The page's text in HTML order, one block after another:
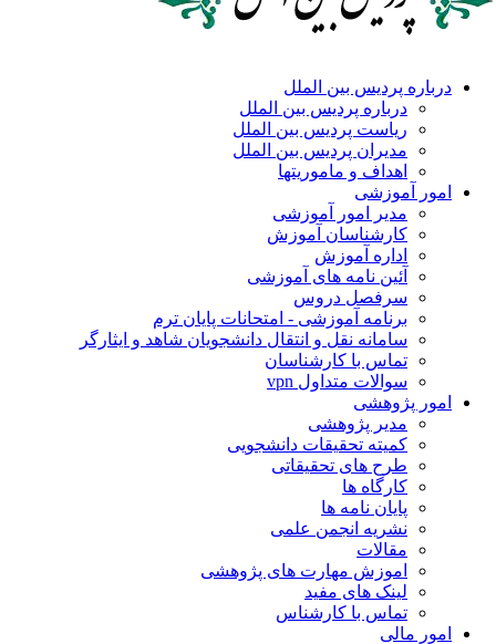
پردیس بین الملل
درباره پردیس بین الملل
ریاست پردیس بین الملل
مدیران پردیس بین الملل
اهداف و ماموریتها
آموزشی
مدیر امور آموزشی
کارشناسان آموزش
اداره آموزش
آئین نامه های آموزشی
سرفصل دروس
برنامه آموزشی - امتحانات پایان ترم
سامانه نقل و انتقال دانشجویان شاهد و ایثارگر
تماس با کارشناسان
سوالات متداول vpn
پژوهشی
مدیر پژوهشی
کمیته تحقیقات دانشجویی
طرح های تحقیقاتی
کارگاه ها
پایان نامه ها
نشریه انجمن علمی
مقالات
اموزش مهارت های پژوهشی
لینک های مفید
تماس با کارشناس
مالی